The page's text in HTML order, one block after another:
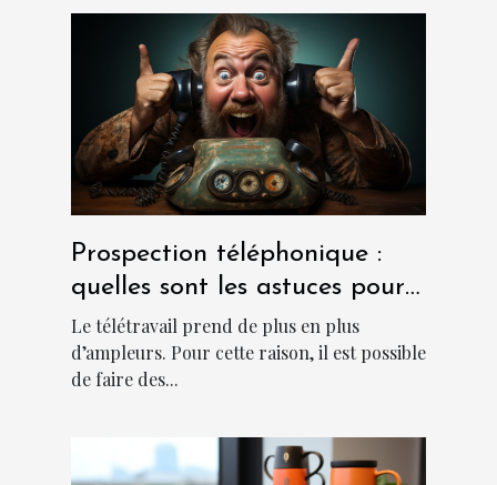
Prospection téléphonique :
quelles sont les astuces pour
sa réussite ?
Le télétravail prend de plus en plus
d’ampleurs. Pour cette raison, il est possible
de faire des...